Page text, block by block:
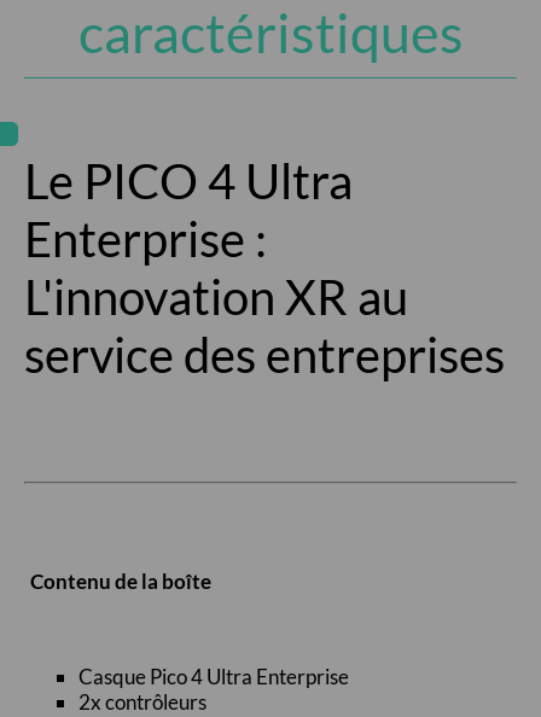
caractéristiques
Le PICO 4 Ultra
Enterprise :
L'innovation XR au
service des entreprises
Contenu de la boîte
Casque Pico 4 Ultra Enterprise
2x contrôleurs